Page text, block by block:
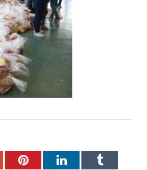
PinterestLinkedInTumblr